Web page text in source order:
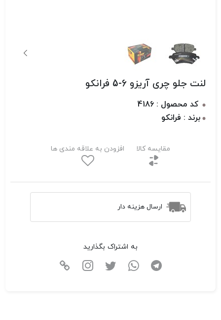
لنت جلو چری آریزو 6-5 فرانکو
کد محصول : 4186
برند : فرانکو
مقایسه کالا افزودن به علاقه مندی ها
ارسال هزینه دار
به اشتراک بگذارید